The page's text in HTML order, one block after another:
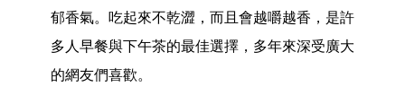
郁香氣。吃起來不乾澀，而且會越嚼越香，是許
多人早餐與下午茶的最佳選擇，多年來深受廣大
的網友們喜歡。